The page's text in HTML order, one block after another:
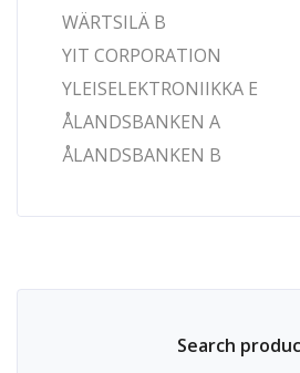
WÄRTSILÄ B
YIT CORPORATION
YLEISELEKTRONIIKKA E
ÅLANDSBANKEN A
ÅLANDSBANKEN B
Search